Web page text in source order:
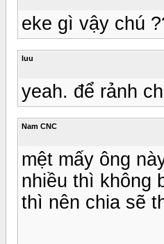
eke gì vậy chú
luu
yeah. để rảnh
Nam CNC
mệt mấy ông
nhiều thì không
thì nên chia sẽ